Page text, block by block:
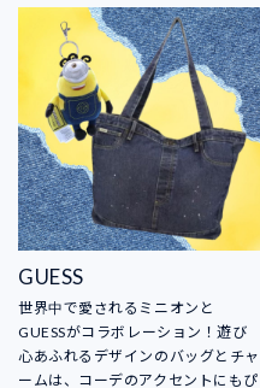
GUESS
世界中で愛されるミニオンと
GUESSがコラボレーション！遊び
心あふれるデザインのバッグとチャ
ームは、コーデのアクセントにもぴ